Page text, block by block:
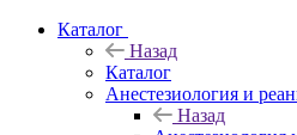
Каталог
Назад
Каталог
Анестезиология и
Назад